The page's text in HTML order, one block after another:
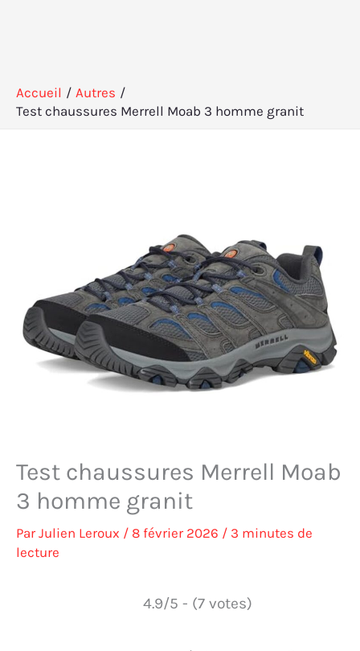
Accueil
Autres
Test chaussures Merrell Moab 3 homme granit
Test chaussures Merrell Moab
3 homme granit
ParJulien Leroux / 8 février 2026 / 3 minutes de
lecture
4.9/5 - (7 votes)